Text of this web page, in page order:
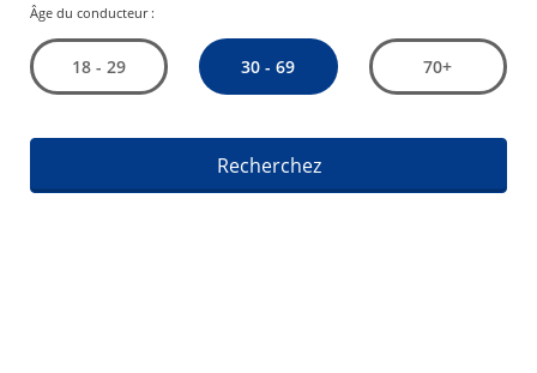
Âge du conducteur :
18 - 29 30 - 69 70+
Recherchez